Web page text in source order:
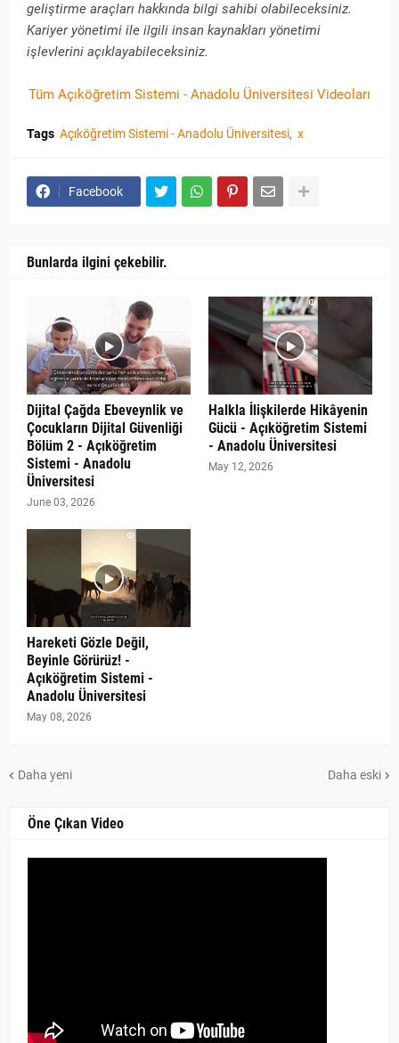
geliştirme araçları hakkında bilgi sahibi olabileceksiniz.
Kariyer yönetimi ile ilgili insan kaynakları yönetimi
işlevlerini açıklayabileceksiniz.
Tüm Açıköğretim Sistemi - Anadolu Üniversitesi Videoları
Tags Açıköğretim Sistemi - Anadolu Üniversitesi x
Facebook
Bunlarda ilgini çekebilir.
Dijital Çağda Ebeveynlik ve
Çocukların Dijital Güvenliği
Bölüm 2 - Açıköğretim
Sistemi - Anadolu
Üniversitesi
June 03, 2026
Halkla İlişkilerde Hikâyenin
Gücü - Açıköğretim Sistemi
- Anadolu Üniversitesi
May 12, 2026
Hareketi Gözle Değil,
Beyinle Görürüz! -
Açıköğretim Sistemi -
Anadolu Üniversitesi
May 08, 2026
Daha yeni Daha eski
Öne Çıkan Video